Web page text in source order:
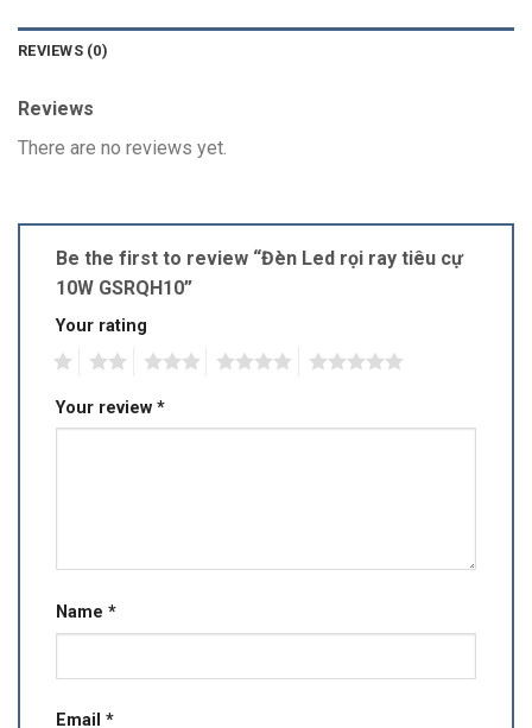
REVIEWS (0)
Reviews
There are no reviews yet.
Be the first to review “Đèn Led rọi ray tiêu cự
10W GSRQH10”
Your rating
Your review *
Name *
Email *